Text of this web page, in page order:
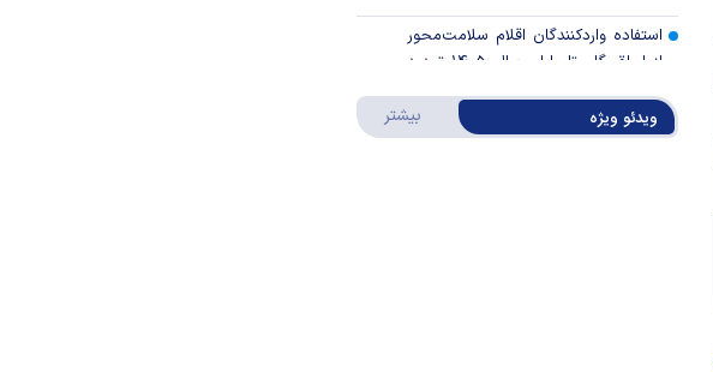
استفاده واردکنندگان اقلام سلامت‌محور
از اوراق گام تا پایان سال ۱۴۰۵ تمدید
رالی وال‌استریت، آسیا را تکان داد
ویدئو ویژه بیشتر درباره ویدئو ویژه